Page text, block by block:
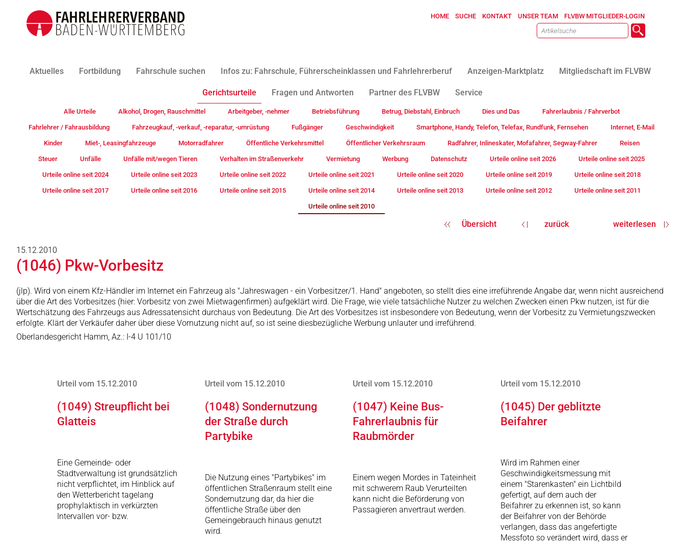
HOME SUCHE KONTAKT UNSER TEAM FLVBW MITGLIEDER-LOGIN
Aktuelles Fortbildung Fahrschule suchen Infos zu: Fahrschule, Führerscheinklassen und Fahrlehrerberuf Anzeigen-Marktplatz Mitgliedschaft im FLVBW
Gerichtsurteile Fragen und Antworten Partner des FLVBW Service
Alle Urteile Alkohol, Drogen, Rauschmittel Arbeitgeber, -nehmer Betriebsführung Betrug, Diebstahl, Einbruch Dies und Das Fahrerlaubnis / Fahrverbot
Fahrlehrer / Fahrausbildung Fahrzeugkauf, -verkauf, -reparatur, -umrüstung Fußgänger Geschwindigkeit Smartphone, Handy, Telefon, Telefax, Rundfunk, Fernsehen Internet, E-Mail
Kinder Miet-, Leasingfahrzeuge Motorradfahrer Öffentliche Verkehrsmittel Öffentlicher Verkehrsraum Radfahrer, Inlineskater, Mofafahrer, Segway-Fahrer Reisen
Steuer Unfälle Unfälle mit/wegen Tieren Verhalten im Straßenverkehr Vermietung Werbung Datenschutz Urteile online seit 2026 Urteile online seit 2025
Urteile online seit 2024 Urteile online seit 2023 Urteile online seit 2022 Urteile online seit 2021 Urteile online seit 2020 Urteile online seit 2019 Urteile online seit 2018
Urteile online seit 2017 Urteile online seit 2016 Urteile online seit 2015 Urteile online seit 2014 Urteile online seit 2013 Urteile online seit 2012 Urteile online seit 2011
Urteile online seit 2010
Übersicht zurück weiterlesen
15.12.2010
(1046) Pkw-Vorbesitz
(jlp). Wird von einem Kfz-Händler im Internet ein Fahrzeug als "Jahreswagen - ein Vorbesitzer/1. Hand" angeboten, so stellt dies eine irreführende Angabe dar, wenn nicht ausreichend
über die Art des Vorbesitzes (hier: Vorbesitz von zwei Mietwagenfirmen) aufgeklärt wird. Die Frage, wie viele tatsächliche Nutzer zu welchen Zwecken einen Pkw nutzen, ist für die
Wertschätzung des Fahrzeugs aus Adressatensicht durchaus von Bedeutung. Die Art des Vorbesitzes ist insbesondere von Bedeutung, wenn der Vorbesitz zu Vermietungszwecken
erfolgte. Klärt der Verkäufer daher über diese Vornutzung nicht auf, so ist seine diesbezügliche Werbung unlauter und irreführend.
Oberlandesgericht Hamm, Az.: I-4 U 101/10
Urteil vom 15.12.2010
(1049) Streupflicht bei
Glatteis
Eine Gemeinde- oder
Stadtverwaltung ist grundsätzlich
nicht verpflichtet, im Hinblick auf
den Wetterbericht tagelang
prophylaktisch in verkürzten
Intervallen vor- bzw.
Urteil vom 15.12.2010
(1048) Sondernutzung
der Straße durch
Partybike
Die Nutzung eines "Partybikes" im
öffentlichen Straßenraum stellt eine
Sondernutzung dar, da hier die
öffentliche Straße über den
Gemeingebrauch hinaus genutzt
wird.
Urteil vom 15.12.2010
(1047) Keine Bus-
Fahrerlaubnis für
Raubmörder
Einem wegen Mordes in Tateinheit
mit schwerem Raub Verurteilten
kann nicht die Beförderung von
Passagieren anvertraut werden.
Urteil vom 15.12.2010
(1045) Der geblitzte
Beifahrer
Wird im Rahmen einer
Geschwindigkeitsmessung mit
einem "Starenkasten" ein Lichtbild
gefertigt, auf dem auch der
Beifahrer zu erkennen ist, so kann
der Beifahrer von der Behörde
verlangen, dass das angefertigte
Messfoto so verändert wird, dass er